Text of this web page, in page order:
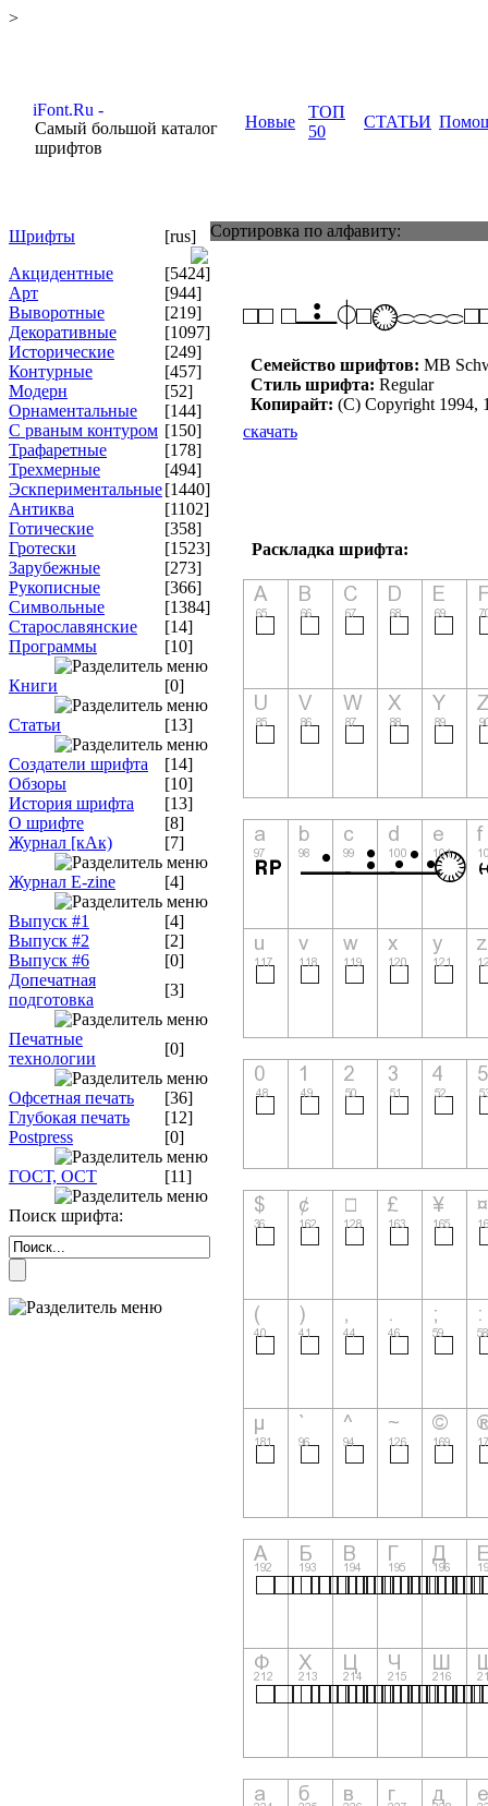
>
Самый большой каталог
шрифтов
Новые
ТОП
50
СТАТЬИ
Шрифты
[rus]
Акцидентные
[5424]
Арт
[944]
Выворотные
[219]
Декоративные
[1097]
Исторические
[249]
Контурные
[457]
Модерн
[52]
Орнаментальные
[144]
С рваным контуром [150]
Трафаретные
[178]
Трехмерные
[494]
Эскпериментальные[1440]
Антиква
[1102]
Готические
[358]
Гротески
[1523]
Зарубежные
[273]
Рукописные
[366]
Символьные
[1384]
Старославянские
[14]
Программы
[10]
Книги [0]
Статьи [13]
Создатели шрифта
[14]
Обзоры
[10]
История шрифта
[13]
О шрифте
[8]
Журнал [кАк)
[7]
Журнал E-zine [4]
Выпуск #1
[4]
Выпуск #2
[2]
Выпуск #6
[0]
Допечатная
подготовка
[3]
Печатные
технологии
[0]
Офсетная печать
[36]
Глубокая печать
[12]
Postpress
[0]
ГОСТ, ОСТ [11]
Поиск шрифта:
Сортировка по алфавиту:
Семейство шрифтов: MB
Стиль шрифта: Regular
Копирайт: (C) Copyright 1994,
скачать
Раскладка шрифта: